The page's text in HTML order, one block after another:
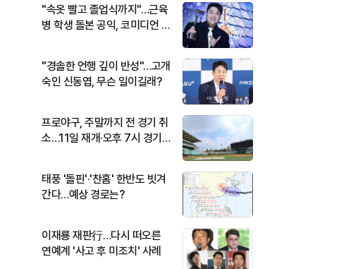
"속옷 빨고 졸업식까지"…근육
병 학생 돌본 공익, 코미디언 김
"경솔한 언행 깊이 반성"…고개
숙인 신동엽, 무슨 일이길래?
프로야구, 주말까지 전 경기 취
소…11일 재개·오후 7시 경기
태풍 '돌핀'·'찬홈' 한반도 빗겨
간다…예상 경로는?
이재룡 재판行…다시 떠오른
연예계 '사고 후 미조치' 사례